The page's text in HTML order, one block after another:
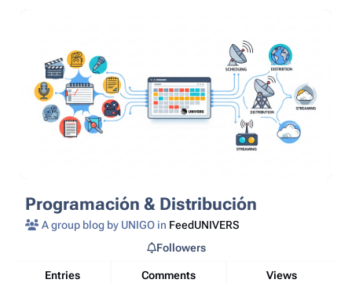
Programación & Distribución
A group blog by UNIGO in FeedUNIVERS
Entries
Comments
Views
Followers